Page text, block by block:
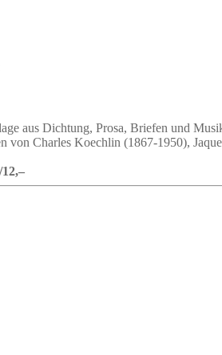
aus Dichtung, Prosa, Briefen und
von Charles Koechlin (1867-1950),